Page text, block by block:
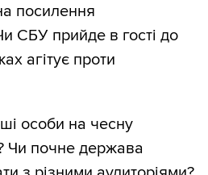
посилення
СБУ прийде в гості до
агітує проти
особи на чесну
Чи почне держава